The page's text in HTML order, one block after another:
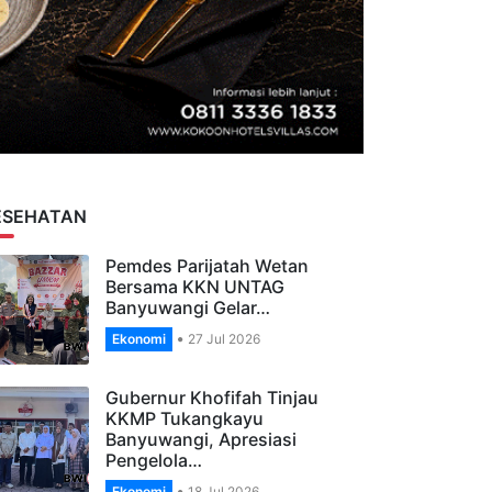
Pemdes Parijatah Wetan
Bersama KKN UNTAG
Ekonomi 27 Jul 2026
Gubernur Khofifah Tinjau
KKMP Tukangkayu